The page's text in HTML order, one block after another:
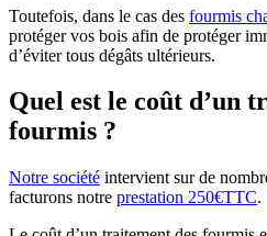
Toutefois, dans le cas des fourmis
protéger vos bois afin de protéger
d’éviter tous dégâts ultérieurs.
Quel est le coût d’un
fourmis ?
Notre société intervient sur de
facturons notre prestation 250€TTC.